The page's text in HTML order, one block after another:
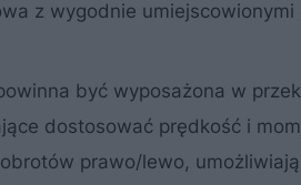
z wygodnie umiejscowionymi
być wyposażona w
dostosować prędkość i
obrotów prawo/lewo,